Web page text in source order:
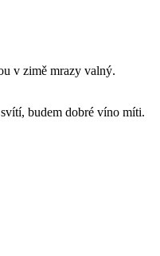
v zimě mrazy valný.
budem dobré víno míti.